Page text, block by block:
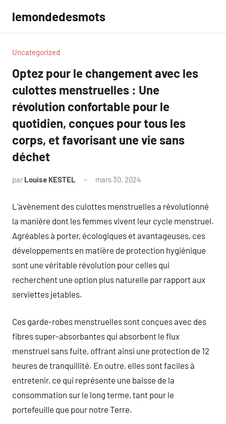
contenu
lemondedesmots
Uncategorized
Optez pour le changement avec les
culottes menstruelles : Une
révolution confortable pour le
quotidien, conçues pour tous les
corps, et favorisant une vie sans
déchet
par Louise KESTEL mars 30, 2024
L’avènement des culottes menstruelles a révolutionné
la manière dont les femmes vivent leur cycle menstruel.
Agréables à porter, écologiques et avantageuses, ces
développements en matière de protection hygiénique
sont une véritable révolution pour celles qui
recherchent une option plus naturelle par rapport aux
serviettes jetables.
Ces garde-robes menstruelles sont conçues avec des
fibres super-absorbantes qui absorbent le flux
menstruel sans fuite, offrant ainsi une protection de 12
heures de tranquillité. En outre, elles sont faciles à
entretenir, ce qui représente une baisse de la
consommation sur le long terme, tant pour le
portefeuille que pour notre Terre.